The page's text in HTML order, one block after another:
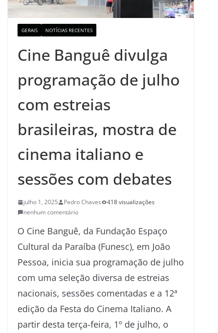
GERAIS NOTÍCIAS RECENTES
Cine Banguê divulga
programação de julho
com estreias
brasileiras, mostra de
cinema italiano e
sessões com debates
julho 1, 2025 Pedro Chaves
418 visualizações
nenhum comentário
O Cine Banguê, da Fundação Espaço
Cultural da Paraíba (Funesc), em João
Pessoa, inicia sua programação de julho
com uma seleção diversa de estreias
nacionais, sessões comentadas e a 12ª
edição da Festa do Cinema Italiano. A
partir desta terça-feira, 1º de julho, o